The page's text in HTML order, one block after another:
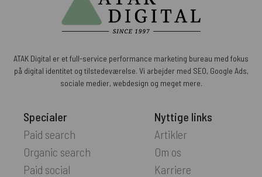
ATAK Digital er et full-service performance marketing bureau med fokus
på digital identitet og tilstedeværelse. Vi arbejder med SEO, Google Ads,
sociale medier, webdesign og meget mere.
Specialer
Paid search
Organic search
Paid social
Nyttige links
Artikler
Om os
Karriere